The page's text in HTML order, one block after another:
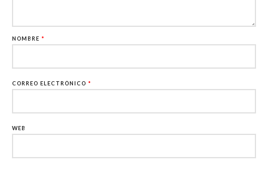
NOMBRE *
CORREO ELECTRÓNICO *
WEB